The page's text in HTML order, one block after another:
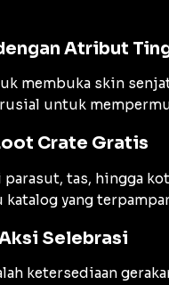
Atribut
membuka skin
untuk
Crate Gratis
tas, hingga
yang
Selebrasi
ketersediaan